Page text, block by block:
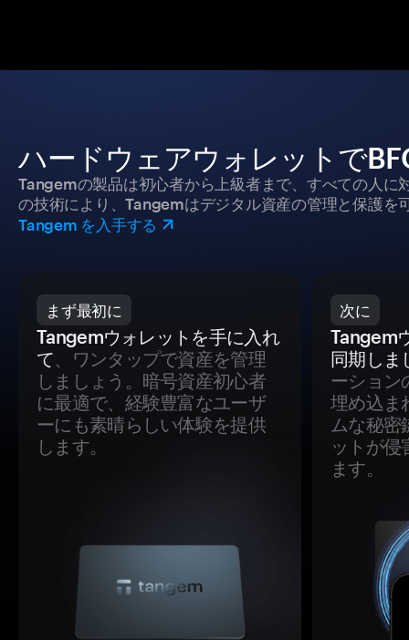
ハードウェアウォレットで
Tangemの製品は初心者から上級者まで、すべての人に
の技術により、Tangemはデジタル資産の管理と保護を
Tangem を入手する
まず最初に
Tangemウォレットを手に入れ
て、ワンタップで資産を管理
しましょう。暗号資産初心者
に最適で、経験豊富なユーザ
ーにも素晴らしい体験を提供
します。
次に
Tangem
同期しま
ーション
埋め込ま
ムな秘密
ットが侵
ます。